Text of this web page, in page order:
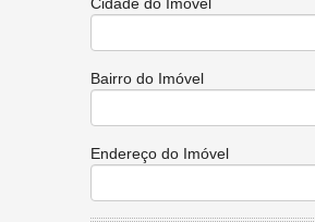
Bairro do Imóvel
Endereço do Imóvel